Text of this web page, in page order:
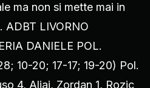
ma non si mette mai in
ADBT LIVORNO
DANIELE POL.
10-20; 17-17; 19-20) Pol.
4, Aliaj, Zordan 1, Rozic